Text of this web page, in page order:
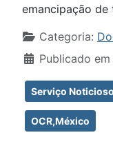
emancipação de
Detalhes
Categoria:
Publicado
Serviço
OCR,México